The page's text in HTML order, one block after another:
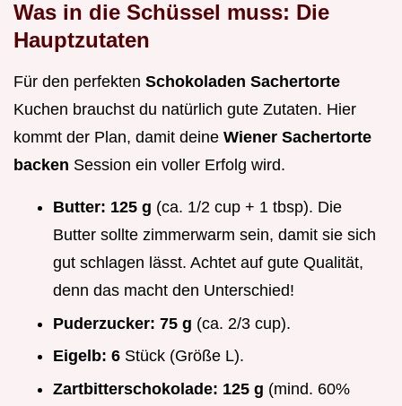
Was in die Schüssel muss: Die
Hauptzutaten
Für den perfekten Schokoladen Sachertorte
Kuchen brauchst du natürlich gute Zutaten. Hier
kommt der Plan, damit deine Wiener Sachertorte
backen Session ein voller Erfolg wird.
Butter: 125 g (ca. 1/2 cup + 1 tbsp). Die
Butter sollte zimmerwarm sein, damit sie sich
gut schlagen lässt. Achtet auf gute Qualität,
denn das macht den Unterschied!
Puderzucker: 75 g (ca. 2/3 cup).
Eigelb: 6 Stück (Größe L).
Zartbitterschokolade: 125 g (mind. 60%